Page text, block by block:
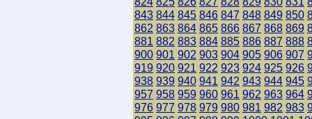
843 844 845 846 847 848 849 850
862 863 864 865 866 867 868 869
881 882 883 884 885 886 887 888
900 901 902 903 904 905 906 907
919 920 921 922 923 924 925 926
938 939 940 941 942 943 944 945
957 958 959 960 961 962 963 964
976 977 978 979 980 981 982 983